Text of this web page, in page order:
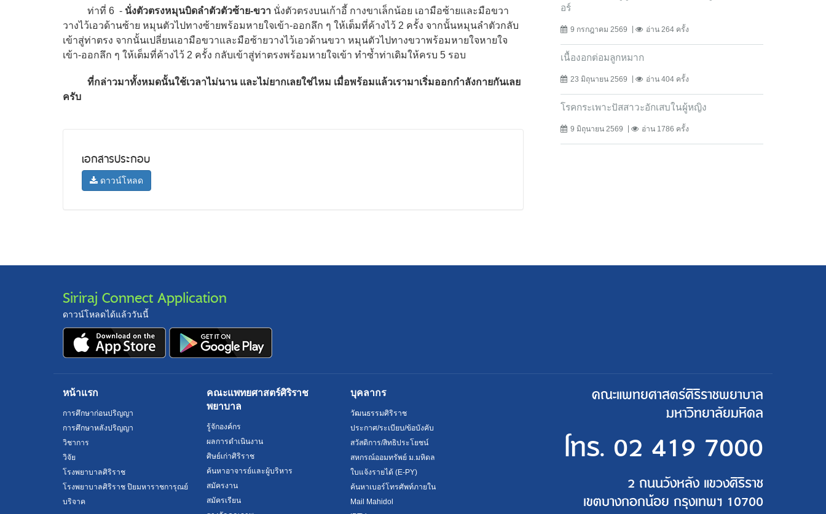
ท่าที่ 6 - นั่งตัวตรงหมุนบิดลำตัวตัวซ้าย-ขวา นั่งตัวตรงบนเก้าอี้ กางขาเล็กน้อย เอามือซ้ายและมือขวา
วางไว้เอวด้านซ้าย หมุนตัวไปทางซ้ายพร้อมหายใจเข้า-ออกลึก ๆ ให้เต็มที่ค้างไว้ 2 ครั้ง จากนั้นหมุนลำตัวกลับ
เข้าสู่ท่าตรง จากนั้นเปลี่ยนเอามือขวาและมือซ้ายวางไว้เอวด้านขวา หมุนตัวไปทางขวาพร้อมหายใจหายใจ
เข้า-ออกลึก ๆ ให้เต็มที่ค้างไว้ 2 ครั้ง กลับเข้าสู่ท่าตรงพร้อมหายใจเข้า ทำซ้ำท่าเดิมให้ครบ 5 รอบ
ที่กล่าวมาทั้งหมดนั้นใช้เวลาไม่นาน และไม่ยากเลยใช่ไหม เมื่อพร้อมแล้วเรามาเริ่มออกกำลังกายกันเลย
ครับ
เอกสารประกอบ
ดาวน์โหลด
อร์
9 กรกฎาคม 2569 อ่าน 264 ครั้ง
เนื้องอกต่อมลูกหมาก
23 มิถุนายน 2569 อ่าน 404 ครั้ง
โรคกระเพาะปัสสาวะอักเสบในผู้หญิง
9 มิถุนายน 2569 อ่าน 1786 ครั้ง
Siriraj Connect Application
ดาวน์โหลดได้แล้ววันนี้
หน้าแรก
การศึกษาก่อนปริญญา
การศึกษาหลังปริญญา
วิชาการ
วิจัย
โรงพยาบาลศิริราช
โรงพยาบาลศิริราช ปิยมหาราชการุณย์
บริจาค
คณะแพทยศาสตร์ศิริราช
พยาบาล
รู้จักองค์กร
ผลการดำเนินงาน
ศิษย์เก่าศิริราช
ค้นหาอาจารย์และผู้บริหาร
สมัครงาน
สมัครเรียน
บุคลากร
วัฒนธรรมศิริราช
ประกาศ/ระเบียบ/ข้อบังคับ
สวัสดิการ/สิทธิประโยชน์
สหกรณ์ออมทรัพย์ ม.มหิดล
ใบแจ้งรายได้ (E-PY)
ค้นหาเบอร์โทรศัพท์ภายใน
Mail Mahidol
คณะแพทยศาสตร์ศิริราชพยาบาล
มหาวิทยาลัยมหิดล
โทร. 02 419 7000
2 ถนนวังหลัง แขวงศิริราช
เขตบางกอกน้อย กรุงเทพฯ 10700